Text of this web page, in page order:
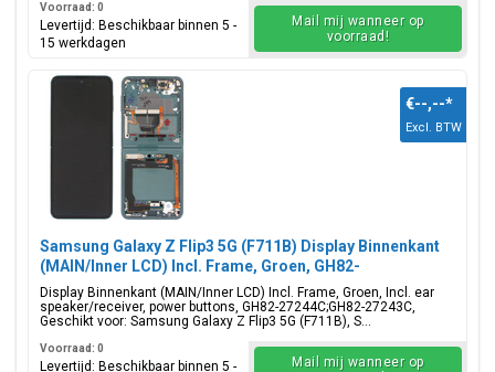
Voorraad: 0
Levertijd: Beschikbaar binnen 5 -
15 werkdagen
Mail mij wanneer op
voorraad!
Samsung Galaxy Z Flip3 5G (F711B) Display Binnenkant
(MAIN/Inner LCD) Incl. Frame, Groen, GH82-
27244C;GH82-27243C
Display Binnenkant (MAIN/Inner LCD) Incl. Frame, Groen, Incl. ear
speaker/receiver, power buttons, GH82-27244C;GH82-27243C,
Geschikt voor: Samsung Galaxy Z Flip3 5G (F711B), S...
€--,--*
Excl. BTW
Voorraad: 0
Levertijd: Beschikbaar binnen 5 -
Mail mij wanneer op